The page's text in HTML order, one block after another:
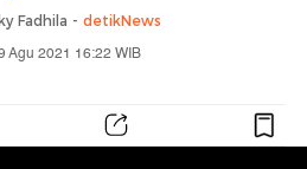
Fadhila - detikNews
Agu 2021 16:22 WIB